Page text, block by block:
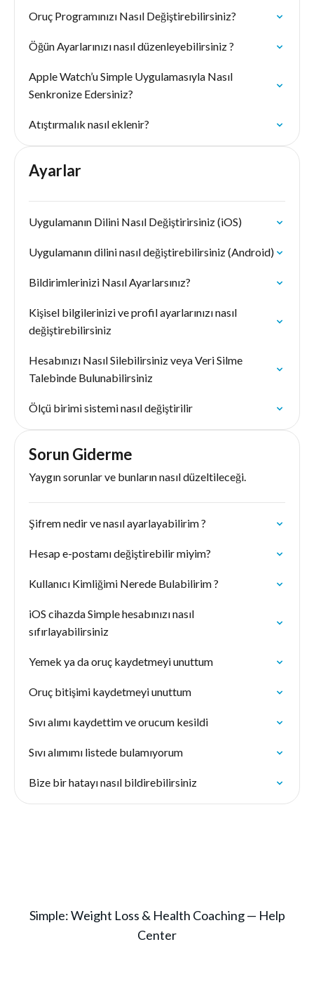
Oruç Programınızı Nasıl Değiştirebilirsiniz?
Öğün Ayarlarınızı nasıl düzenleyebilirsiniz ?
Apple Watch’u Simple Uygulamasıyla Nasıl
Senkronize Edersiniz?
Atıştırmalık nasıl eklenir?
Ayarlar
Uygulamanın Dilini Nasıl Değiştirirsiniz (iOS)
Uygulamanın dilini nasıl değiştirebilirsiniz (Android)
Bildirimlerinizi Nasıl Ayarlarsınız?
Kişisel bilgilerinizi ve profil ayarlarınızı nasıl
değiştirebilirsiniz
Hesabınızı Nasıl Silebilirsiniz veya Veri Silme
Talebinde Bulunabilirsiniz
Ölçü birimi sistemi nasıl değiştirilir
Sorun Giderme
Yaygın sorunlar ve bunların nasıl düzeltileceği.
Şifrem nedir ve nasıl ayarlayabilirim ?
Hesap e-postamı değiştirebilir miyim?
Kullanıcı Kimliğimi Nerede Bulabilirim ?
iOS cihazda Simple hesabınızı nasıl
sıfırlayabilirsiniz
Yemek ya da oruç kaydetmeyi unuttum
Oruç bitişimi kaydetmeyi unuttum
Sıvı alımı kaydettim ve orucum kesildi
Sıvı alımımı listede bulamıyorum
Bize bir hatayı nasıl bildirebilirsiniz
Simple: Weight Loss & Health Coaching — Help
Center